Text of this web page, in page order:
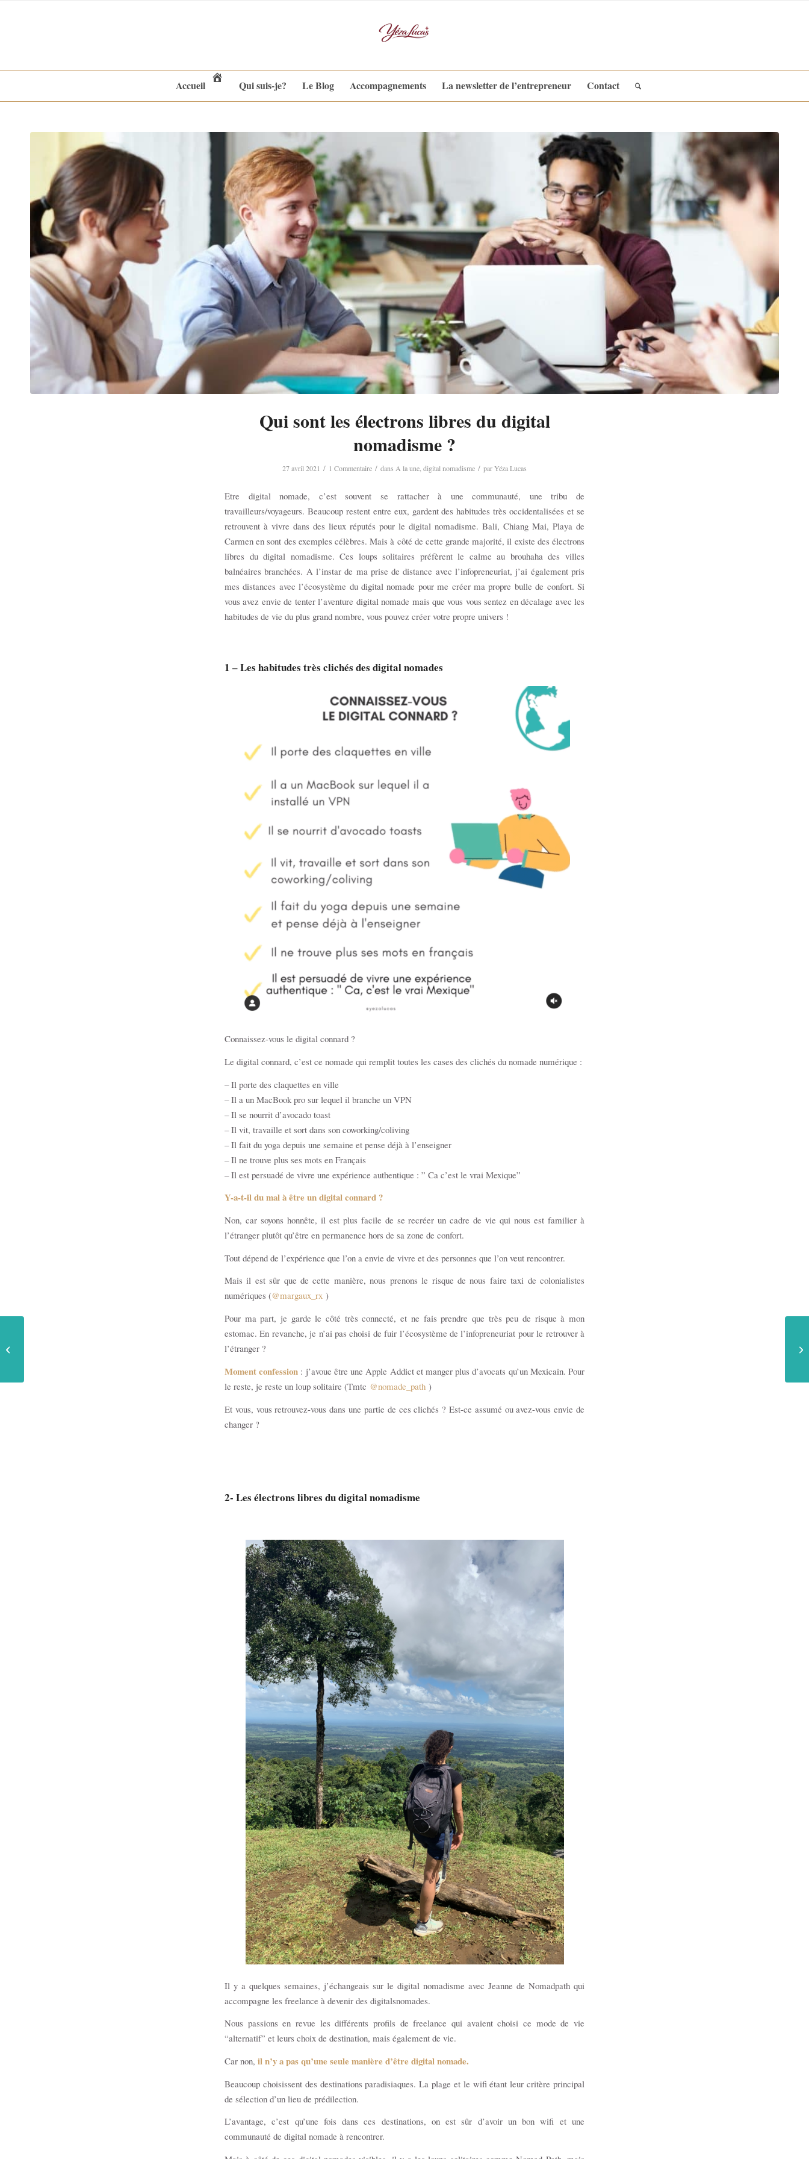
Accueil Qui suis-je? Le Blog Accompagnements La newsletter de l’entrepreneur Contact
Qui sont les électrons libres du digital
nomadisme ?
27 avril 2021 / 1 Commentaire / dans A la une digital nomadisme / parYéza Lucas
Etre digital nomade, c’est souvent se rattacher à une communauté, une tribu de
travailleurs/voyageurs. Beaucoup restent entre eux, gardent des habitudes très occidentalisées et se
retrouvent à vivre dans des lieux réputés pour le digital nomadisme. Bali, Chiang Mai, Playa de
Carmen en sont des exemples célèbres. Mais à côté de cette grande majorité, il existe des électrons
libres du digital nomadisme. Ces loups solitaires préfèrent le calme au brouhaha des villes
balnéaires branchées. A l’instar de ma prise de distance avec l’infopreneuriat, j’ai également pris
mes distances avec l’écosystème du digital nomade pour me créer ma propre bulle de confort. Si
vous avez envie de tenter l’aventure digital nomade mais que vous vous sentez en décalage avec les
habitudes de vie du plus grand nombre, vous pouvez créer votre propre univers !
1 – Les habitudes très clichés des digital nomades
Connaissez-vous le digital connard ?
Le digital connard, c’est ce nomade qui remplit toutes les cases des clichés du nomade numérique :
– Il porte des claquettes en ville
– Il a un MacBook pro sur lequel il branche un VPN
– Il se nourrit d’avocado toast
– Il vit, travaille et sort dans son coworking/coliving
– Il fait du yoga depuis une semaine et pense déjà à l’enseigner
– Il ne trouve plus ses mots en Français
– Il est persuadé de vivre une expérience authentique : ” Ca c’est le vrai Mexique”
Y-a-t-il du mal à être un digital connard ?
Non, car soyons honnête, il est plus facile de se recréer un cadre de vie qui nous est familier à
l’étranger plutôt qu’être en permanence hors de sa zone de confort.
Tout dépend de l’expérience que l’on a envie de vivre et des personnes que l’on veut rencontrer.
Mais il est sûr que de cette manière, nous prenons le risque de nous faire taxi de colonialistes
numériques (@margaux_rx )
Pour ma part, je garde le côté très connecté, et ne fais prendre que très peu de risque à mon
estomac. En revanche, je n’ai pas choisi de fuir l’écosystème de l’infopreneuriat pour le retrouver à
l’étranger ?
Moment confession : j’avoue être une Apple Addict et manger plus d’avocats qu’un Mexicain. Pour
le reste, je reste un loup solitaire (Tmtc @nomade_path )
Et vous, vous retrouvez-vous dans une partie de ces clichés ? Est-ce assumé ou avez-vous envie de
changer ?
2- Les électrons libres du digital nomadisme
Il y a quelques semaines, j’échangeais sur le digital nomadisme avec Jeanne de Nomadpath qui
accompagne les freelance à devenir des digitalsnomades.
Nous passions en revue les différents profils de freelance qui avaient choisi ce mode de vie
“alternatif” et leurs choix de destination, mais également de vie.
Car non, il n’y a pas qu’une seule manière d’être digital nomade.
Beaucoup choisissent des destinations paradisiaques. La plage et le wifi étant leur critère principal
de sélection d’un lieu de prédilection.
L’avantage, c’est qu’une fois dans ces destinations, on est sûr d’avoir un bon wifi et une
communauté de digital nomade à rencontrer.